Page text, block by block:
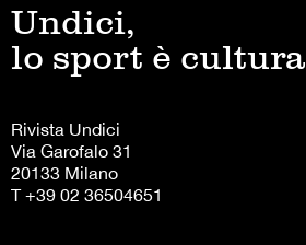
Undici,
lo sport è cultura
Rivista Undici
Via Garofalo 31
20133 Milano
T +39 02 36504651